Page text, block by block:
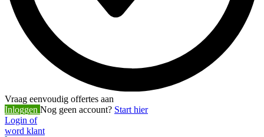
Vraag eenvoudig offertes aan
Inloggen Nog geen account? Start hier
Login of
word klant